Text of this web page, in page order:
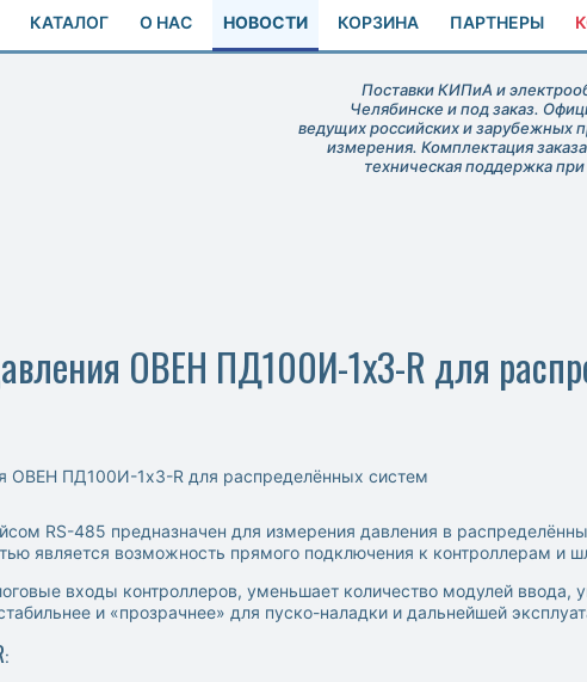
КАТАЛОГ О НАС НОВОСТИ КОРЗИНА ПАРТНЕРЫ
Поставки КИПиА и
Челябинске и под заказ.
ведущих российских и зарубежных
измерения. Комплектация
техническая поддержка
ОВЕН ПД100И-1х3-R для
ОВЕН ПД100И-1х3-R для распределённых систем
RS-485 предназначен для измерения давления в
является возможность прямого подключения к контроллерам и
входы контроллеров, уменьшает количество модулей
и «прозрачнее» для пуско-наладки и дальнейшей
: